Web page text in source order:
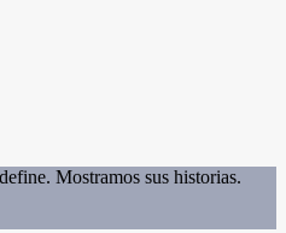
Mostramos sus historias.